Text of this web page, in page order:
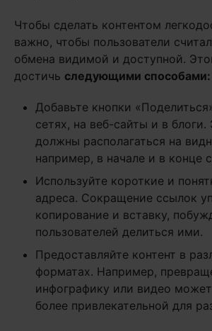
Чтобы сделать контентом
важно, чтобы пользователи
обмена видимой и доступной.
достичь следующими способами:
Добавьте кнопки
сетях, на веб-сайты и в блоги.
должны располагаться на
например, в начале и в конце
Используйте короткие и
адреса. Сокращение ссылок
копирование и вставку,
пользователей делиться ими.
Предоставляйте контент в
форматах. Например,
инфографику или видео
более привлекательной для